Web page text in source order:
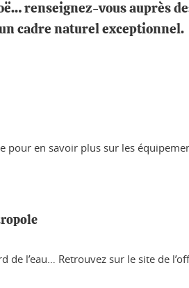
renseignez-vous auprès
cadre naturel exceptionnel.
pour en savoir plus sur les
de l’eau… Retrouvez sur le site de